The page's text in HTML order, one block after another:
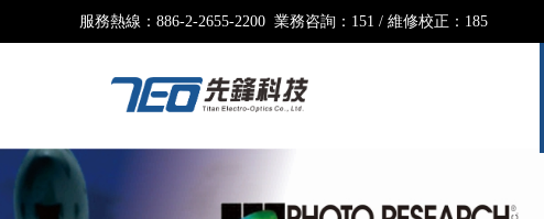
服務熱線： 886-2-2655-2200 業務咨詢：151 / 維修校正：185